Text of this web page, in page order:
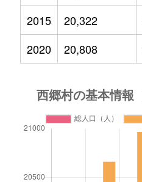
2015
20,322
2020
20,808